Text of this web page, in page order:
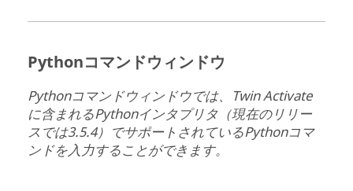
Pythonコマンドウィンドウ
Pythonコマンドウィンドウでは、 Twin Activate
に含まれるPythonインタプリタ（現在のリリー
スでは3.5.4）でサポートされているPythonコマ
ンドを入力することができます。